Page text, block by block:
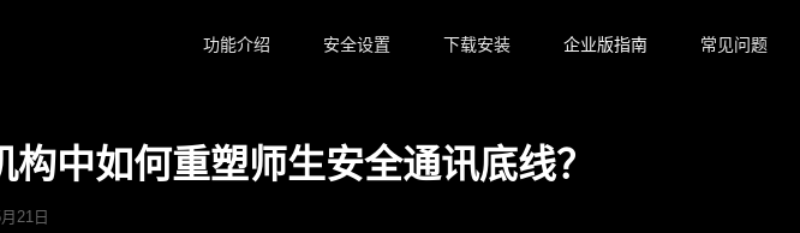
功能介绍 安全设置 下载安装 企业版指南 常见问题
中如何重塑师生安全通讯底线？
21日